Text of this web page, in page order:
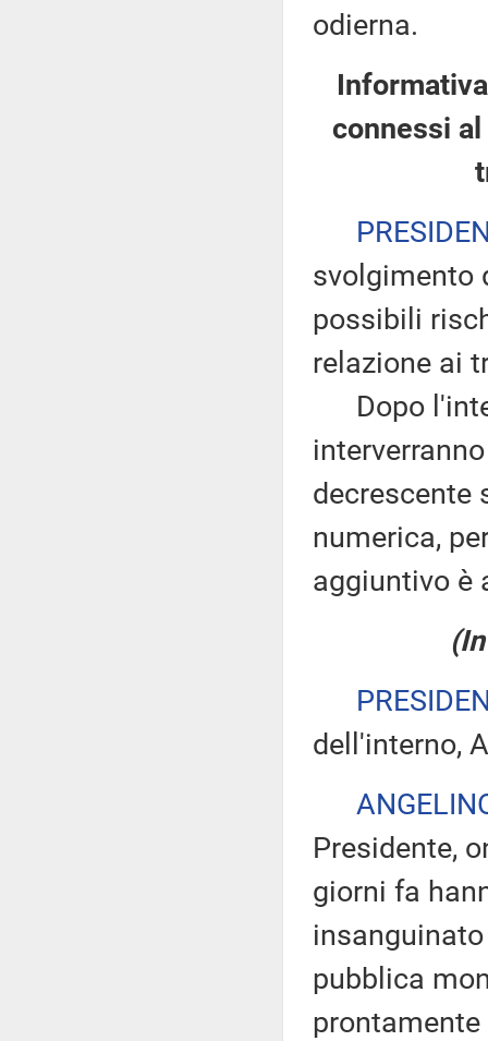
odierna.
connessi
svolgimento
possibili
relazione ai
Dopo
decrescente
numerica,
aggiuntivo è
dell'interno,
Presidente,
giorni fa
pubblica